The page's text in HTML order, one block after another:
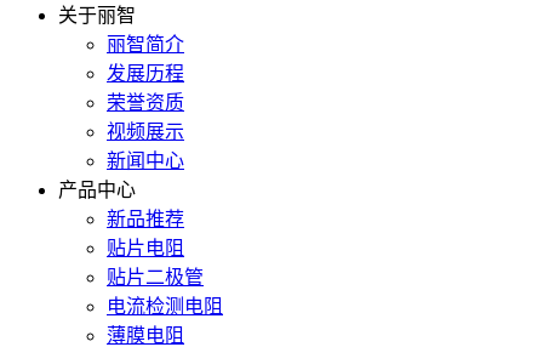
关于丽智
丽智简介
发展历程
荣誉资质
视频展示
新闻中心
产品中心
新品推荐
贴片电阻
贴片二极管
电流检测电阻
薄膜电阻